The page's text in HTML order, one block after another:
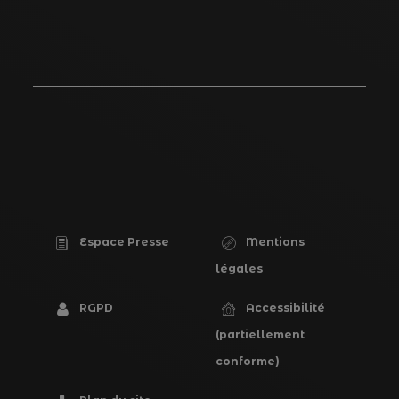
PIED
DE
Espace Presse
Mentions
légales
RGPD
Accessibilité
(partiellement
conforme)